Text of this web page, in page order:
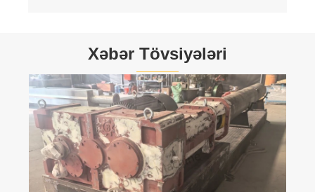
Xəbər Tövsiyələri